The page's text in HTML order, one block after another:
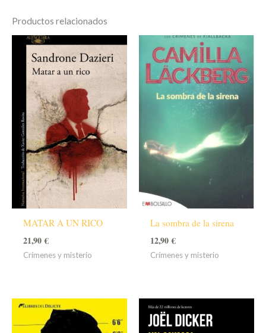
Productos relacionados
MATAR A UN RICO
21,90€
Crímenes y misterio
La sombra de la sirena
12,90€
Crímenes y misterio